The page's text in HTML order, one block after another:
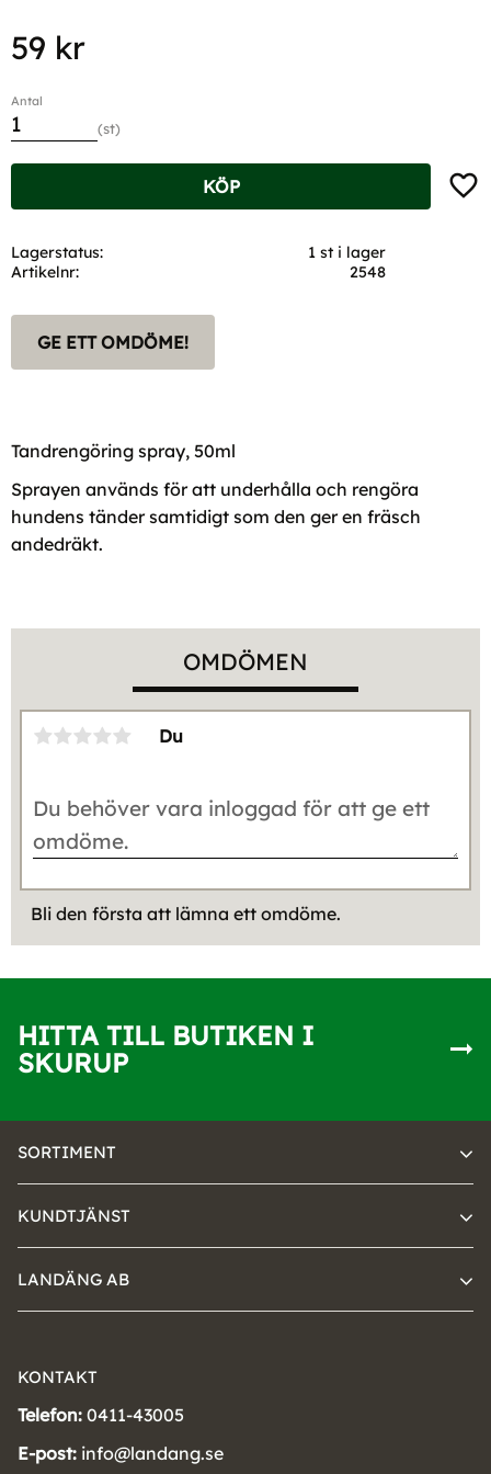
59 kr
Antal
st
KÖP
Lagerstatus
1 st i lager
Artikelnr
2548
GE ETT OMDÖME!
Tandrengöring spray, 50ml
Sprayen används för att underhålla och rengöra
hundens tänder samtidigt som den ger en fräsch
andedräkt.
OMDÖMEN
Du
Bli den första att lämna ett omdöme.
HITTA TILL BUTIKEN I
SKURUP
SORTIMENT
KUNDTJÄNST
LANDÄNG AB
KONTAKT
Telefon: 0411-43005
E-post: info@landang.se